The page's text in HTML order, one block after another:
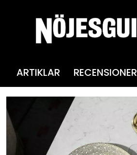
ARTIKLAR RECENSIONER